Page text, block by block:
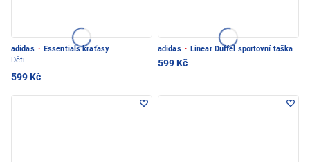
adidas · Essentials kraťasy
Děti
599 Kč
adidas · Linear Duffel sportovní taška
599 Kč